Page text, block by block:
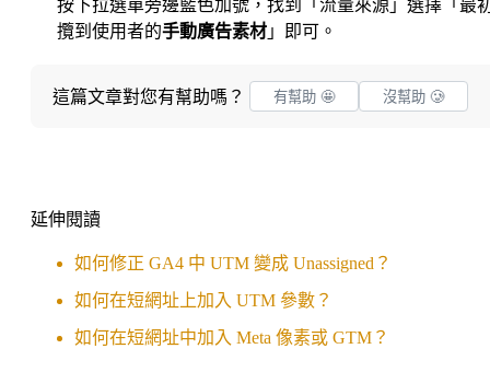
按下拉選單旁邊藍色加號，找到「流量來源」選擇「最
攬到使用者的手動廣告素材 」即可。
這篇文章對您有幫助嗎？ 有幫助 🤩 沒幫助 🥲
延伸閱讀
如何修正 GA4 中 UTM 變成 Unassigned？
如何在短網址上加入 UTM 參數？
如何在短網址中加入 Meta 像素或 GTM？